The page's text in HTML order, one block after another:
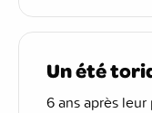
Un été
6 ans après leur